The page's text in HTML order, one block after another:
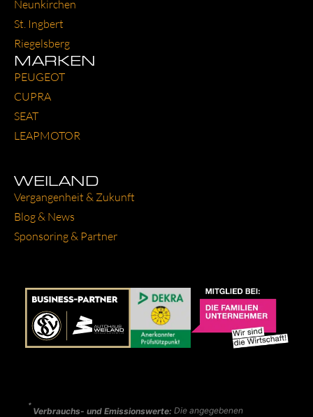
Neun­kir­chen
St. Ing­bert
Rie­gels­berg
MARKEN
PEU­GEOT
CUP­RA
SEAT
LEAP­MO­TOR
WEILAND
Ver­gan­gen­heit & Zukunft
Blog & News
Spon­so­ring & Part­ner
*
Verbrauchs- und Emissionswerte: Die angegebenen